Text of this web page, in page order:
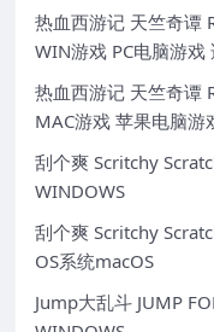
热血西游记 天竺奇谭
WIN游戏 PC电脑游
热血西游记 天竺奇谭
MAC游戏 苹果电脑游
刮个爽 Scritchy
WINDOWS
刮个爽 Scritchy
OS系统macOS
Jump大乱斗 JUMP